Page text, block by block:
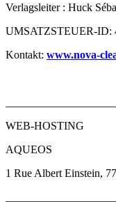
Verlagsleiter : Huck
UMSATZSTEUER-ID:
Kontakt: www.nova-
WEB-HOSTING
AQUEOS
1 Rue Albert Einstein,